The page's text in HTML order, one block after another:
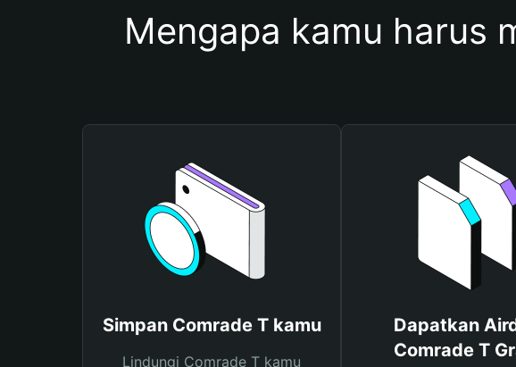
Mengapa kamu harus
Simpan Comrade T kamu
Lindungi Comrade T kamu
Dapatkan
Comrade T